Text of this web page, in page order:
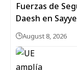
Fuerzas de
Daesh en
August 8, 2026